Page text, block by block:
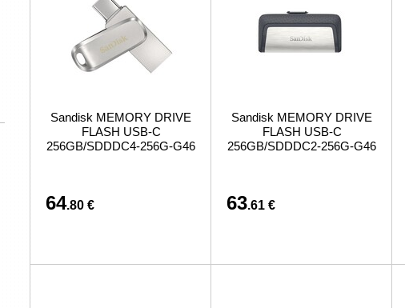
Sandisk MEMORY DRIVE
FLASH USB-C
256GB/SDDDC4-256G-G46
64.80 €
Sandisk MEMORY DRIVE
FLASH USB-C
256GB/SDDDC2-256G-G46
63.61 €